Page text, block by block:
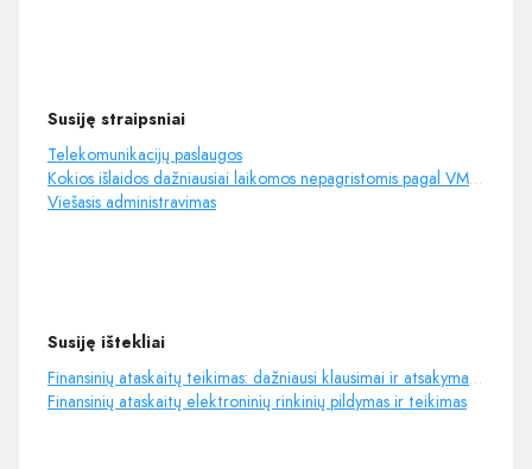
Susiję straipsniai
Telekomunikacijų paslaugos
Kokios išlaidos dažniausiai laikomos nepagristomis pagal VMI vertinimą?
Viešasis administravimas
Susiję ištekliai
Finansinių ataskaitų teikimas: dažniausi klausimai ir atsakymai - Verslo žinios
Finansinių ataskaitų elektroninių rinkinių pildymas ir teikimas